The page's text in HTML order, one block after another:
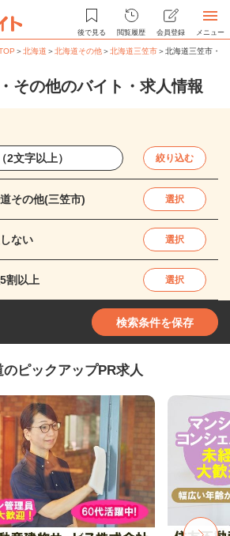
後で見る 閲覧履歴 会員登録 メニュー
＞北海道 ＞北海道その他＞北海道三笠市＞北海道三笠市・
その他のバイト・求人情報
絞り込む
その他(三笠市) 選択
ない 選択
割以上 選択
検索条件を保存
のピックアップPR求人